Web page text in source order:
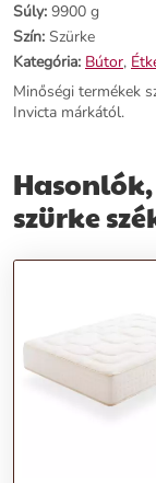
Előnyök:
Autentikus dizájn:A
as évek stílusát
Kiváló anyaghasználat:
más színekkel és
illeszkedik.
székre, amely nem
Súly: 9900 g
Szín: Szürke
Kategória: Bútor,
Minőségi termékek
Invicta márkától.
szürke